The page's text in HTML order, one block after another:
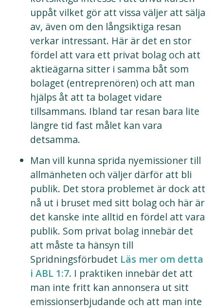
uppåt vilket gör att vissa väljer att sälja
av, även om den långsiktiga resan
verkar intressant. Här är det en stor
fördel att vara ett privat bolag och att
aktieägarna sitter i samma båt som
bolaget (entreprenören) och att man
hjälps åt att ta bolaget vidare
tillsammans. Ibland tar resan bara lite
längre tid fast målet kan vara
detsamma.
Man vill kunna sprida nyemissioner till
allmänheten och väljer därför att bli
publik. Det stora problemet är dock att
nå ut i bruset med sitt bolag och här är
det kanske inte alltid en fördel att vara
publik. Som privat bolag innebär det
att måste ta hänsyn till
Spridningsförbudet Läs mer om detta
i ABL 1:7. I praktiken innebär det att
man inte fritt kan annonsera ut sitt
emissionserbjudande och att man inte